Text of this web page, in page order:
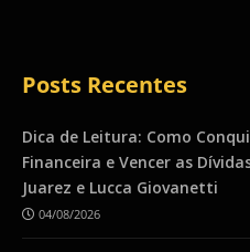
Posts Recentes
Dica de Leitura: Como
Financeira e Vencer as
Juarez e Lucca Giovanetti
04/08/2026